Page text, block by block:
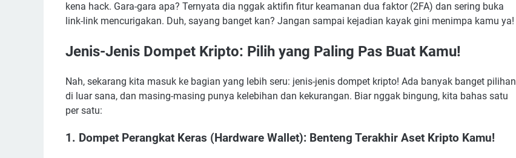
kena hack. Gara-gara apa? Ternyata dia nggak aktifin fitur keamanan dua faktor (2FA) dan sering buka
link-link mencurigakan. Duh, sayang banget kan? Jangan sampai kejadian kayak gini menimpa kamu ya!
Jenis-Jenis Dompet Kripto: Pilih yang Paling Pas Buat Kamu!
Nah, sekarang kita masuk ke bagian yang lebih seru: jenis-jenis dompet kripto! Ada banyak banget pilihan
di luar sana, dan masing-masing punya kelebihan dan kekurangan. Biar nggak bingung, kita bahas satu
per satu:
1. Dompet Perangkat Keras (Hardware Wallet): Benteng Terakhir Aset Kripto Kamu!